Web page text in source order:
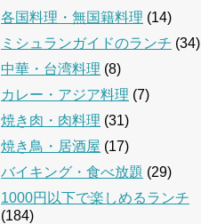
各国料理・無国籍料理 (14)
ミシュランガイドのランチ (34)
中華・台湾料理 (8)
カレー・アジア料理 (7)
焼き肉・肉料理 (31)
焼き鳥・居酒屋 (17)
バイキング・食べ放題 (29)
1000円以下で楽しめるランチ
(184)